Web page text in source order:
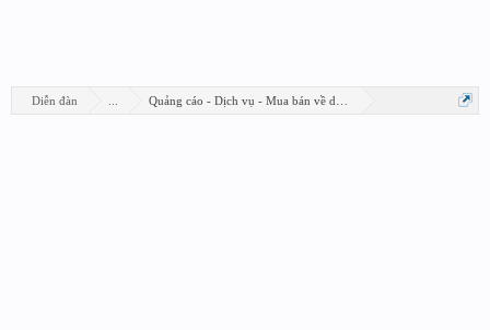
Diễn đàn Quảng cáo - Dịch vụ - Mua bán về design